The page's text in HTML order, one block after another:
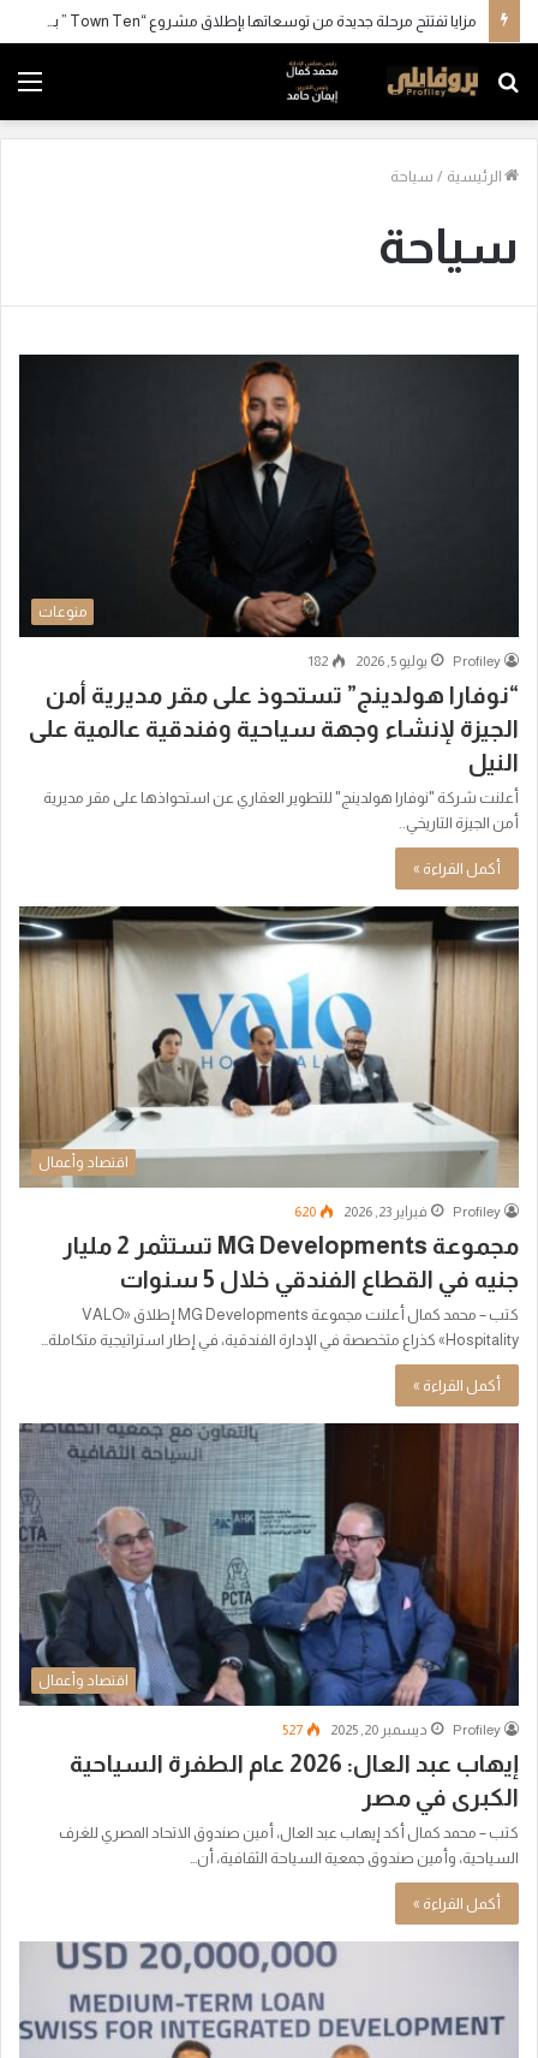
مزايا تفتتح مرحلة جديدة من توسعاتها بإطلاق مشروع “Town Ten ” بعرابي الجديدة بمدينة العبور
بحث
عن
الرئيسية / سياحة
سياحة
منوعات
Profiley يوليو 5, 2026 182
“نوفارا هولدينج” تستحوذ على مقر مديرية أمن
الجيزة لإنشاء وجهة سياحية وفندقية عالمية على
النيل
أعلنت شركة "نوفارا هولدينج" للتطوير العقاري عن استحواذها على مقر مديرية
أمن الجيزة التاريخي..
أكمل القراءة »
اقتصاد وأعمال
Profiley فبراير 23, 2026 620
مجموعة MG Developments تستثمر 2 مليار
جنيه في القطاع الفندقي خلال 5 سنوات
كتب – محمد كمال أعلنت مجموعة MG Developments إطلاق «VALO
Hospitality» كذراع متخصصة في الإدارة الفندقية، في إطار استراتيجية متكاملة…
أكمل القراءة »
اقتصاد وأعمال
Profiley ديسمبر 20, 2025 527
إيهاب عبد العال: 2026 عام الطفرة السياحية
الكبرى في مصر
كتب – محمد كمال أكد إيهاب عبد العال، أمين صندوق الاتحاد المصري للغرف
السياحية، وأمين صندوق جمعية السياحة الثقافية، أن…
أكمل القراءة »